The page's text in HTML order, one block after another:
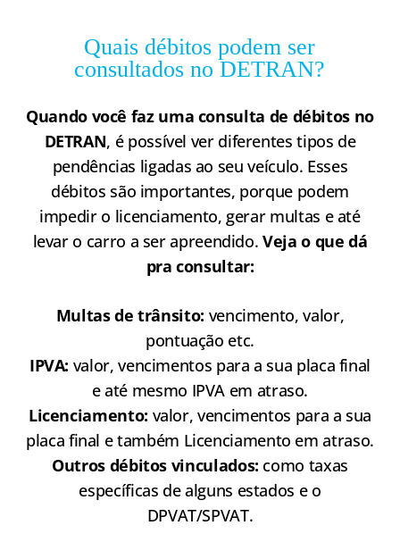
Quais débitos podem ser
consultados no DETRAN?
Quando você faz uma consulta de débitos no
DETRAN, é possível ver diferentes tipos de
pendências ligadas ao seu veículo. Esses
débitos são importantes, porque podem
impedir o licenciamento, gerar multas e até
levar o carro a ser apreendido.Veja o que dá
pra consultar:
Multas de trânsito: vencimento, valor,
pontuação etc.
IPVA: valor, vencimentos para a sua placa final
e até mesmo IPVA em atraso.
Licenciamento: valor, vencimentos para a sua
placa final e também Licenciamento em atraso.
Outros débitos vinculados: como taxas
específicas de alguns estados e o
DPVAT/SPVAT.